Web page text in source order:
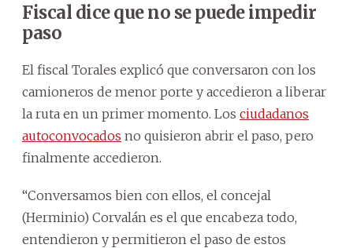
Fiscal dice que no se puede impedir
paso
El fiscal Torales explicó que conversaron con los
camioneros de menor porte y accedieron a liberar
la ruta en un primer momento. Los ciudadanos
autoconvocados no quisieron abrir el paso, pero
finalmente accedieron.
“Conversamos bien con ellos, el concejal
(Herminio) Corvalán es el que encabeza todo,
entendieron y permitieron el paso de estos